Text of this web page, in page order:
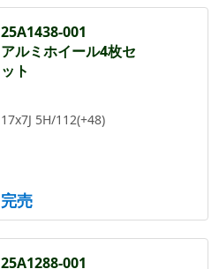
25A1438-001
アルミホイール4枚セ
ット
17x7J 5H/112(+48)
完売
25A1288-001